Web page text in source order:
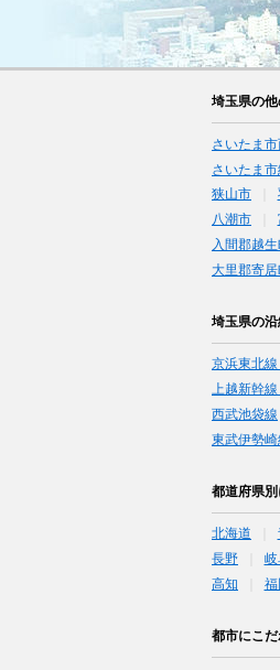
埼玉県の
さいたま市
さいたま市
狭山市
八潮市
入間郡越
大里郡寄居
埼玉県の
京浜東北
上越新幹
西武池袋線
東武伊勢
都道府県
北海道
長野
岐
高知
福
都市にこ